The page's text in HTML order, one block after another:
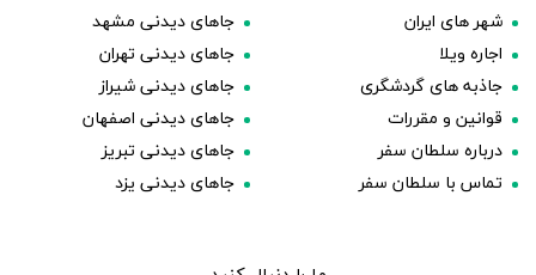
شهر های ایران
اجاره ویلا
جاذبه های گردشگری
قوانین و مقررات
درباره سلطان سفر
تماس با سلطان سفر
جاهای دیدنی مشهد
جاهای دیدنی تهران
جاهای دیدنی شیراز
جاهای دیدنی اصفهان
جاهای دیدنی تبریز
جاهای دیدنی یزد